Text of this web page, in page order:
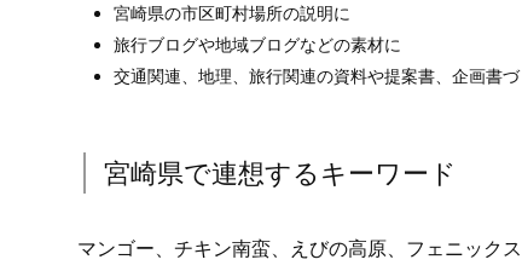
宮崎県の市区町村場所の説明に
旅行ブログや地域ブログなどの素材に
交通関連、地理、旅行関連の資料や提案書、企画書
宮崎県で連想するキーワード
マンゴー、チキン南蛮、えびの高原、フェニック